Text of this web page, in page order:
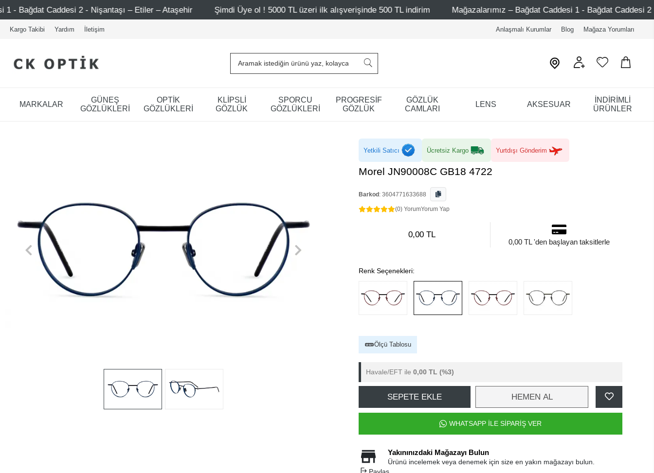
- Nişantaşı – Etiler – Ataşehir Şimdi Üye ol ! 5000 TL üzeri ilk alışverişinde 500 TL indirim Mağazalarımız – Bağdat Caddesi 1 - Bağdat Caddesi 2 - Nişantaşı – Etiler –
Kargo Takibi Yardım İletişim Anlaşmalı Kurumlar Blog Mağaza Yorumları
MARKALAR
GÜNEŞ
GÖZLÜKLERİ
OPTİK
GÖZLÜKLERİ
KLİPSLİ
GÖZLÜK
SPORCU
GÖZLÜKLERİ
PROGRESİF
GÖZLÜK
GÖZLÜK
CAMLARI
LENS AKSESUAR
İNDİRİMLİ
ÜRÜNLER
Yetkili Satıcı Ücretsiz Kargo Yurtdışı Gönderim
Morel JN90008C GB18 4722
Barkod : 3604771633688
(0) YorumYorum Yap
0,00 TL
0,00 TL 'den başlayan taksitlerle
Renk Seçenekleri:
Ölçü Tablosu
Havale/EFT ile 0,00 TL (%3)
SEPETE EKLE HEMEN AL
WHATSAPP İLE SİPARİŞ VER
Yakınınızdaki Mağazayı Bulun
Ürünü incelemek veya denemek için size en yakın mağazayı bulun.